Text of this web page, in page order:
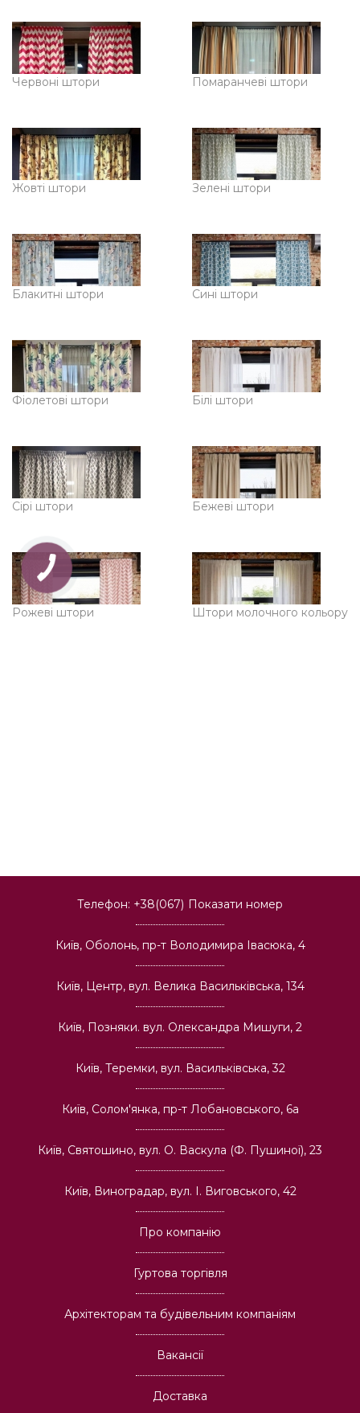
Червоні штори Помаранчеві штори
Жовті штори Зелені штори
Блакитні штори Сині штори
Фіолетові штори Білі штори
Сірі штори Бежеві штори
Рожеві штори Штори молочного кольору
Телефон: +38(067) Показати номер
Київ, Оболонь, пр-т Володимира Івасюка, 4
Київ, Центр, вул. Велика Васильківська, 134
Київ, Позняки. вул. Олександра Мишуги, 2
Київ, Теремки, вул. Васильківська, 32
Київ, Солом'янка, пр-т Лобановського, 6а
Київ, Святошино, вул. О. Васкула (Ф. Пушиної), 23
Київ, Виноградар, вул. І. Виговського, 42
Про компанію
Гуртова торгівля
Архітекторам та будівельним компаніям
Вакансії
Доставка